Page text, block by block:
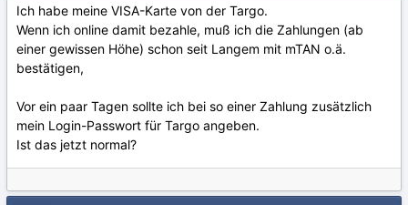
Ich habe meine VISA-Karte von der Targo.
Wenn ich online damit bezahle, muß ich die Zahlungen (ab
einer gewissen Höhe) schon seit Langem mit mTAN o.ä.
bestätigen,
Vor ein paar Tagen sollte ich bei so einer Zahlung zusätzlich
mein Login-Passwort für Targo angeben.
Ist das jetzt normal?